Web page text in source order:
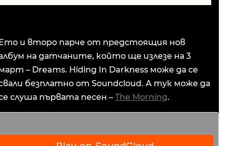
и второ парче от предстоящия нов
на датчаните, който ще излезе на 3
– Dreams. Hiding In Darkness може да се
безплатно от Soundcloud. А тук може да
слуша първата песен –The Morning.